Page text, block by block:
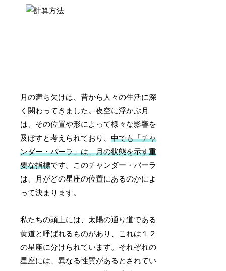
月の満ち欠けは、昔から人々の生活に深
く関わってきました。夜空に浮かぶ月
は、その位置や形によって様々な影響を
及ぼすと考えられており、中でも「チャ
ンダー・バーラ」は、月の状態を示す重
要な指標です。このチャンダー・バーラ
は、月がどの星座の位置にあるのかによ
って決まります。
私たちの頭上には、太陽の通り道である
黄道と呼ばれるものがあり、これは１２
の星座に分けられています。それぞれの
星座には、異なる性質があるとされてい